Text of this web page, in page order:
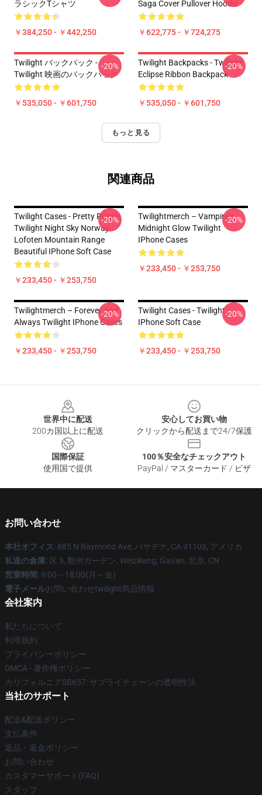
ラシックTシャツ
￥384,250 - ￥442,250
Saga Cover Pullover Hoodie
￥622,775 - ￥724,275
Twilight バックパック -
Twilight 映画のバックパック
￥535,050 - ￥601,750
-20%
Twilight Backpacks - Twilight
Eclipse Ribbon Backpack
￥535,050 - ￥601,750
-20%
もっと見る
関連商品
Twilight Cases - Pretty Purple
Twilight Night Sky Norway
Lofoten Mountain Range
Beautiful IPhone Soft Case
￥233,450 - ￥253,750
-20%
Twilightmerch – Vampire’s
Midnight Glow Twilight
IPhone Cases
￥233,450 - ￥253,750
-20%
Twilightmerch – Forever And
Always Twilight IPhone Cases
￥233,450 - ￥253,750
-20%
Twilight Cases - Twilight
IPhone Soft Case
￥233,450 - ￥253,750
-20%
世界中に配送
200カ国以上に配送
安心してお買い物
クリックから配送まで24/7保護
国際保証
使用国で提供
100％安全なチェックアウト
PayPal / マスターカード / ビザ
お問い合わせ
本社オフィス: 885 N Raymond Ave, パサデナ, CA 91103, アメリカ
私達の倉庫: 区 3, 鄭州ガーデン, Weizikeng, Gao'an, 北京, CN
営業時間: 9:00～18:00(月～金)
電子メールお問い合わせtwilight商品情報
会社案内
私たちについて
利用規約
プライバシーポリシー
DMCA - 著作権ポリシー
カリフォルニアSB657: サプライチェーンの透明性法
当社のサポート
配送&配送ポリシー
支払条件
返品・返金ポリシー
お問い合わせ
カスタマーサポート(FAQ)
スタッフ